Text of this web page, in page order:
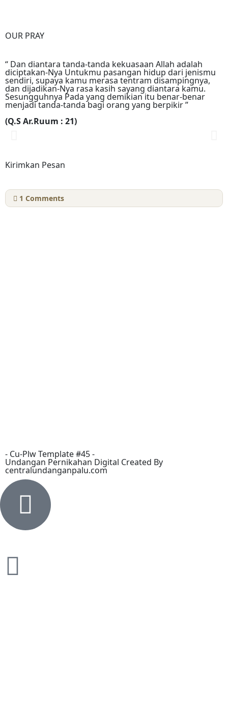
OUR PRAY
“ Dan diantara tanda-tanda kekuasaan Allah adalah
diciptakan-Nya Untukmu pasangan hidup dari jenismu
sendiri, supaya kamu merasa tentram disampingnya,
dan dijadikan-Nya rasa kasih sayang diantara kamu.
Sesungguhnya Pada yang demikian itu benar-benar
menjadi tanda-tanda bagi orang yang berpikir ”
(Q.S Ar.Ruum : 21)
Kirimkan Pesan
1 Comments
- Cu-PlwTemplate #45 -
Undangan Pernikahan Digital Created By
centralundanganpalu.com